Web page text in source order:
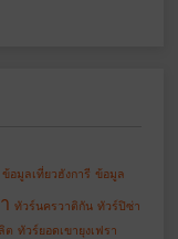
ข้อมูลเที่ยวฮังการี ข้อมูล
ทัวร์นครวาติกัน ทัวร์ปิซ่า
ต ทัวร์ยอดเขายุงเฟรา